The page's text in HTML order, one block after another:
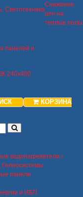
Светотехника
Снижение
цен на
теплые полы
панелей и
240х480
КОРЗИНА
водонагреватели
Гелиосистемы
панели
и ИБП